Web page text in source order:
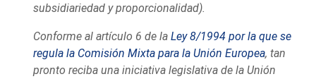
subsidiariedad y proporcionalidad).
Conforme al artículo 6 de laLey 8/1994 por la que se
regula la Comisión Mixta para la Unión Europea, tan
pronto reciba una iniciativa legislativa de la Unión